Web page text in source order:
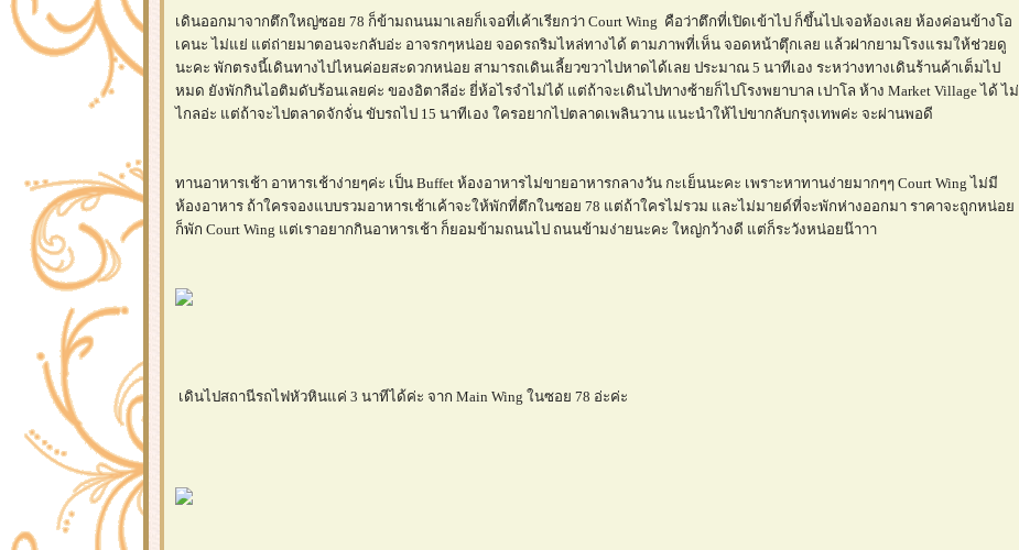
เดินออกมาจากตึกใหญ่ซอย 78 ก็ข้ามถนนมาเลยก็เจอที่เค้าเรียกว่า Court Wing คือว่าตึกที่เปิดเข้าไป ก็ขึ้นไปเจอห้องเลย ห้องค่อนข้างโอ
เคนะ ไม่แย่ แต่ถ่ายมาตอนจะกลับอ่ะ อาจรกๆหน่อย จอดรถริมไหล่ทางได้ ตามภาพที่เห็น จอดหน้าตึุกเลย แล้วฝากยามโรงแรมให้ช่วยดู
นะคะ พักตรงนี้เดินทางไปไหนค่อยสะดวกหน่อย สามารถเดินเลี้ยวขวาไปหาดได้เลย ประมาณ 5 นาทีเอง ระหว่างทางเดินร้านค้าเต็มไป
หมด ยังพักกินไอติมดับร้อนเลยค่ะ ของอิตาลีอ่ะ ยี่ห้อไรจำไม่ได้ แต่ถ้าจะเดินไปทางซ้ายก็ไปโรงพยาบาล เปาโล ห้าง Market Village ได้ ไม่
ไกลอ่ะ แต่ถ้าจะไปตลาดจักจั่น ขับรถไป 15 นาทีเอง ใครอยากไปตลาดเพลินวาน แนะนำให้ไปขากลับกรุงเทพค่ะ จะผ่านพอดี
ทานอาหารเช้า อาหารเช้าง่ายๆค่ะ เป็น Buffet ห้องอาหารไม่ขายอาหารกลางวัน กะเย็นนะคะ เพราะหาทานง่ายมากๆๆ Court Wing ไม่มี
ห้องอาหาร ถ้าใครจองแบบรวมอาหารเช้าเค้าจะให้พักที่ตึกในซอย 78 แต่ถ้าใครไม่รวม และไม่มายด์ที่จะพักห่างออกมา ราคาจะถูกหน่อ
ก็พัก Court Wing แต่เราอยากกินอาหารเช้า ก็ยอมข้ามถนนไป ถนนข้ามง่ายนะคะ ใหญ่กว้างดี แต่ก็ระวังหน่อยน๊าาา
เดินไปสถานีรถไฟหัวหินแค่ 3 นาทีได้ค่ะ จาก Main Wing ในซอย 78 อ่ะค่ะ